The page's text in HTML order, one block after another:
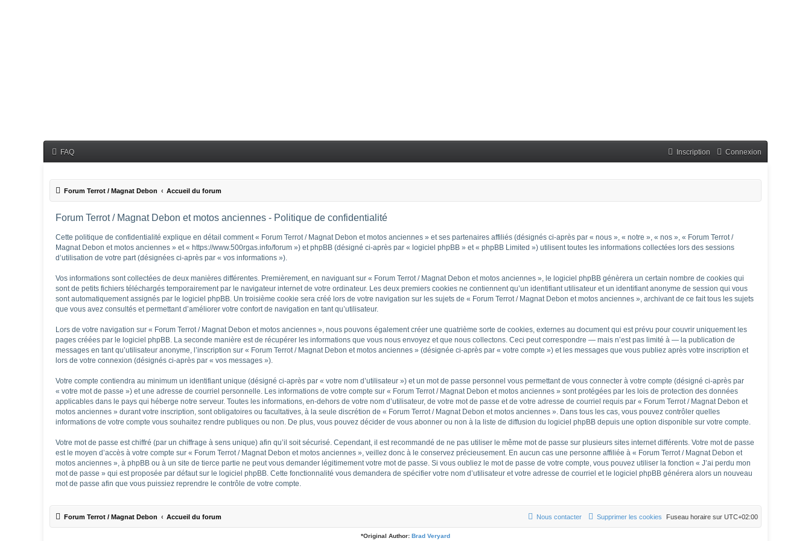
FAQ Connexion
Inscription
Forum Terrot / Magnat Debon Accueil du forum
Forum Terrot / Magnat Debon et motos anciennes - Politique de confidentialité
Cette politique de confidentialité explique en détail comment « Forum Terrot / Magnat Debon et motos anciennes » et ses partenaires affiliés (désignés ci-après par « nous », « notre », « nos », « Forum Terrot /
Magnat Debon et motos anciennes » et « https://www.500rgas.info/forum ») et phpBB (désigné ci-après par « logiciel phpBB » et « phpBB Limited ») utilisent toutes les informations collectées lors des sessions
d’utilisation de votre part (désignées ci-après par « vos informations »).
Vos informations sont collectées de deux manières différentes. Premièrement, en naviguant sur « Forum Terrot / Magnat Debon et motos anciennes », le logiciel phpBB génèrera un certain nombre de cookies qui
sont de petits fichiers téléchargés temporairement par le navigateur internet de votre ordinateur. Les deux premiers cookies ne contiennent qu’un identifiant utilisateur et un identifiant anonyme de session qui vous
sont automatiquement assignés par le logiciel phpBB. Un troisième cookie sera créé lors de votre navigation sur les sujets de « Forum Terrot / Magnat Debon et motos anciennes », archivant de ce fait tous les sujets
que vous avez consultés et permettant d’améliorer votre confort de navigation en tant qu’utilisateur.
Lors de votre navigation sur « Forum Terrot / Magnat Debon et motos anciennes », nous pouvons également créer une quatrième sorte de cookies, externes au document qui est prévu pour couvrir uniquement les
pages créées par le logiciel phpBB. La seconde manière est de récupérer les informations que vous nous envoyez et que nous collectons. Ceci peut correspondre — mais n’est pas limité à — la publication de
messages en tant qu’utilisateur anonyme, l’inscription sur « Forum Terrot / Magnat Debon et motos anciennes » (désignée ci-après par « votre compte ») et les messages que vous publiez après votre inscription et
lors de votre connexion (désignés ci-après par « vos messages »).
Votre compte contiendra au minimum un identifiant unique (désigné ci-après par « votre nom d’utilisateur ») et un mot de passe personnel vous permettant de vous connecter à votre compte (désigné ci-après par
« votre mot de passe ») et une adresse de courriel personnelle. Les informations de votre compte sur « Forum Terrot / Magnat Debon et motos anciennes » sont protégées par les lois de protection des données
applicables dans le pays qui héberge notre serveur. Toutes les informations, en-dehors de votre nom d’utilisateur, de votre mot de passe et de votre adresse de courriel requis par « Forum Terrot / Magnat Debon et
motos anciennes » durant votre inscription, sont obligatoires ou facultatives, à la seule discrétion de « Forum Terrot / Magnat Debon et motos anciennes ». Dans tous les cas, vous pouvez contrôler quelles
informations de votre compte vous souhaitez rendre publiques ou non. De plus, vous pouvez décider de vous abonner ou non à la liste de diffusion du logiciel phpBB depuis une option disponible sur votre compte.
Votre mot de passe est chiffré (par un chiffrage à sens unique) afin qu’il soit sécurisé. Cependant, il est recommandé de ne pas utiliser le même mot de passe sur plusieurs sites internet différents. Votre mot de passe
est le moyen d’accès à votre compte sur « Forum Terrot / Magnat Debon et motos anciennes », veillez donc à le conservez précieusement. En aucun cas une personne affiliée à « Forum Terrot / Magnat Debon et
motos anciennes », à phpBB ou à un site de tierce partie ne peut vous demander légitimement votre mot de passe. Si vous oubliez le mot de passe de votre compte, vous pouvez utiliser la fonction « J’ai perdu mon
mot de passe » qui est proposée par défaut sur le logiciel phpBB. Cette fonctionnalité vous demandera de spécifier votre nom d’utilisateur et votre adresse de courriel et le logiciel phpBB générera alors un nouveau
mot de passe afin que vous puissiez reprendre le contrôle de votre compte.
Forum Terrot / Magnat Debon Accueil du forum Fuseau horaire sur UTC+02:00
Supprimer les cookies
Nous contacter
*Original Author: Brad Veryard